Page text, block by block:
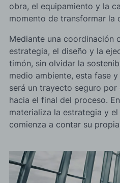
obra, el equipamiento y la
momento de transformar la
Mediante una coordinación
estrategia, el diseño y la
timón, sin olvidar la
medio ambiente, esta fase
será un trayecto seguro por
hacia el final del proceso.
materializa la estrategia y
comienza a contar su